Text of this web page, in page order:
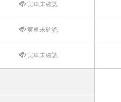
実車未確認
実車未確認
実車未確認